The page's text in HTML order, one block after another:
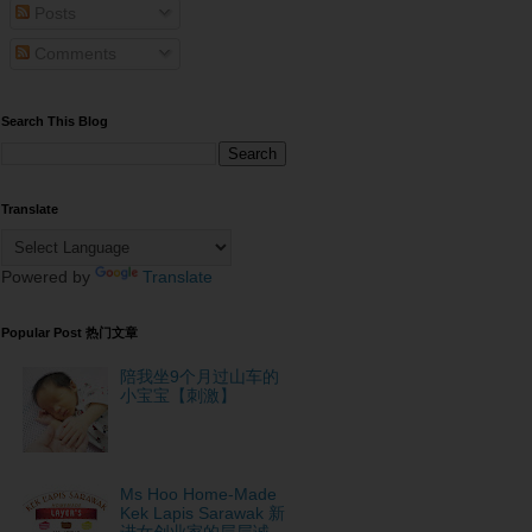
Search This Blog
Translate
Powered by Translate
Popular Post 热门文章
陪我坐9个月过山车的
小宝宝【刺激】
Ms Hoo Home-Made
Kek Lapis Sarawak 新